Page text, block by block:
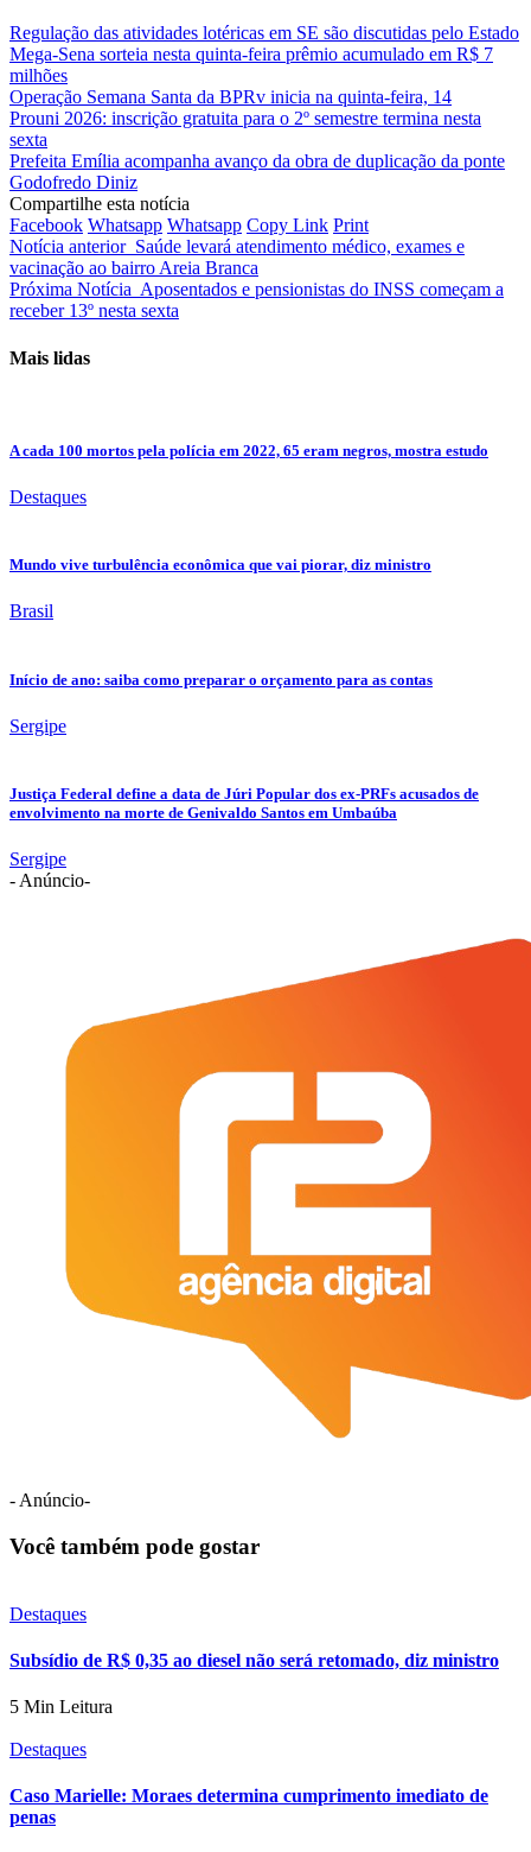
Regulação das atividades lotéricas em SE são discutidas pelo Estado
Mega-Sena sorteia nesta quinta-feira prêmio acumulado em R$ 7
milhões
Operação Semana Santa da BPRv inicia na quinta-feira, 14
Prouni 2026: inscrição gratuita para o 2º semestre termina nesta
sexta
Prefeita Emília acompanha avanço da obra de duplicação da ponte
Godofredo Diniz
Compartilhe esta notícia
Facebook Whatsapp Whatsapp Copy Link Print
Notícia anterior Saúde levará atendimento médico, exames e
vacinação ao bairro Areia Branca
Próxima Notícia Aposentados e pensionistas do INSS começam a
receber 13º nesta sexta
Mais lidas
A cada 100 mortos pela polícia em 2022, 65 eram negros, mostra estudo
Destaques
Mundo vive turbulência econômica que vai piorar, diz ministro
Brasil
Início de ano: saiba como preparar o orçamento para as contas
Sergipe
Justiça Federal define a data de Júri Popular dos ex-PRFs acusados de
envolvimento na morte de Genivaldo Santos em Umbaúba
Sergipe
- Anúncio-
- Anúncio-
Você também pode gostar
Destaques
Subsídio de R$ 0,35 ao diesel não será retomado, diz ministro
5 Min Leitura
Destaques
Caso Marielle: Moraes determina cumprimento imediato de
penas